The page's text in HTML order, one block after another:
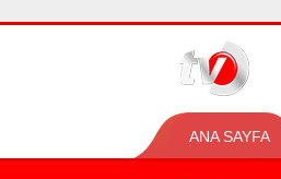
ANA SAYFA